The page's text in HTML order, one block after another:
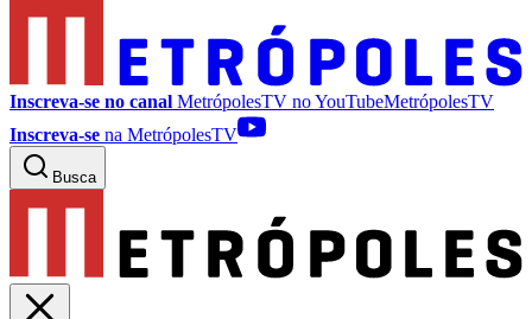
Inscreva-se no canal MetrópolesTV noYouTubeMetrópolesTV
Inscreva-se na MetrópolesTV
Busca